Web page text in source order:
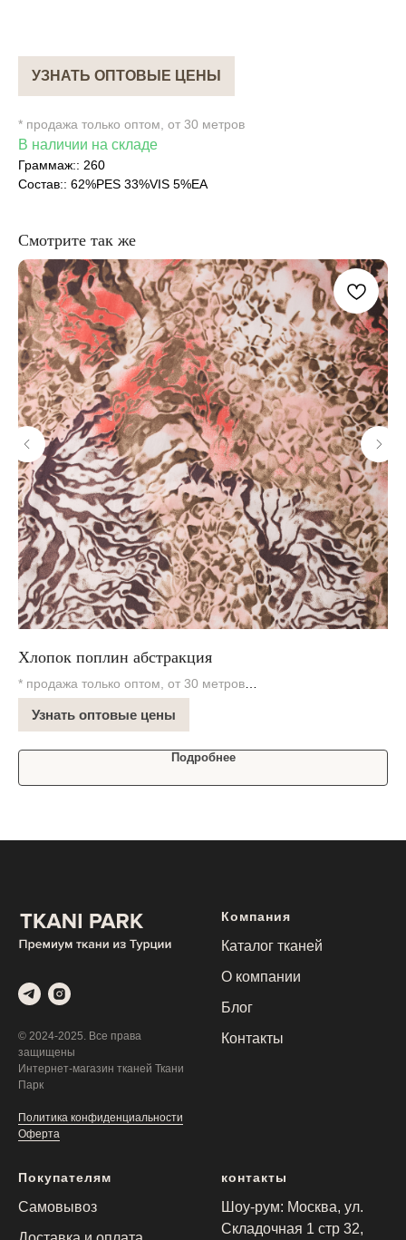
УЗНАТЬ ОПТОВЫЕ ЦЕНЫ
* продажа только оптом, от 30 метров
В наличии на складе
Граммаж:: 260
Состав:: 62%PES 33%VIS 5%EA
Смотрите так же
Хлопок поплин абстракция
* продажа только оптом, от 30 метров
Узнать оптовые цены
Подробнее
© 2024-2025. Все права
защищены
Интернет-магазин тканей Ткани
Парк
Политика конфиденциальности
Оферта
Компания
Каталог тканей
О компании
Блог
Контакты
Покупателям
Самовывоз
контакты
Шоу-рум: Москва, ул.
Складочная 1 стр 32,